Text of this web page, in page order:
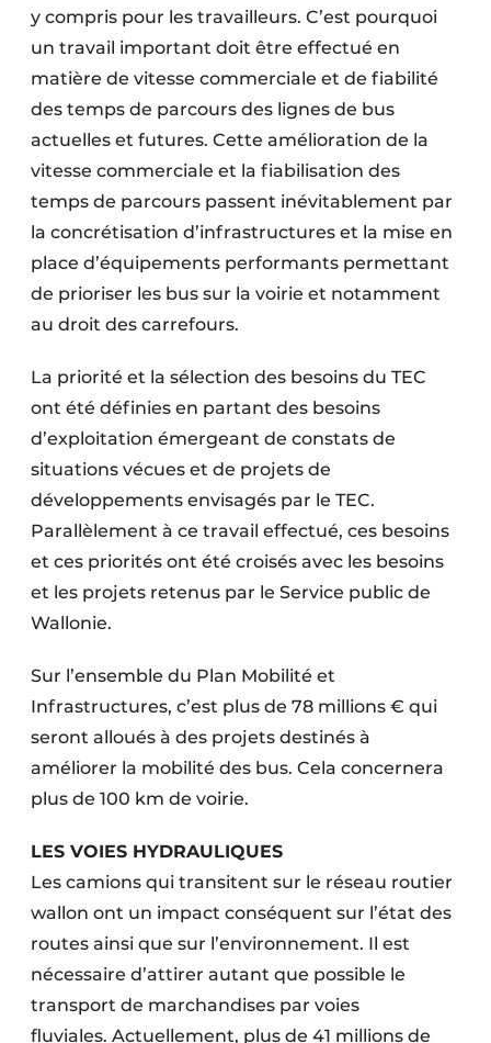
y compris pour les travailleurs. C’est pourquoi
un travail important doit être effectué en
matière de vitesse commerciale et de fiabilité
des temps de parcours des lignes de bus
actuelles et futures. Cette amélioration de la
vitesse commerciale et la fiabilisation des
temps de parcours passent inévitablement par
la concrétisation d’infrastructures et la mise en
place d’équipements performants permettant
de prioriser les bus sur la voirie et notamment
au droit des carrefours.
La priorité et la sélection des besoins du TEC
ont été définies en partant des besoins
d’exploitation émergeant de constats de
situations vécues et de projets de
développements envisagés par le TEC.
Parallèlement à ce travail effectué, ces besoins
et ces priorités ont été croisés avec les besoins
et les projets retenus par le Service public de
Wallonie.
Sur l’ensemble du Plan Mobilité et
Infrastructures, c’est plus de 78 millions € qui
seront alloués à des projets destinés à
améliorer la mobilité des bus. Cela concernera
plus de 100 km de voirie.
LES VOIES HYDRAULIQUES
Les camions qui transitent sur le réseau routier
wallon ont un impact conséquent sur l’état des
routes ainsi que sur l’environnement. Il est
nécessaire d’attirer autant que possible le
transport de marchandises par voies
fluviales. Actuellement, plus de 41 millions de